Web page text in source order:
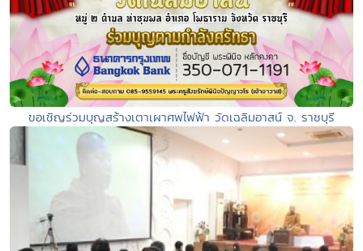
ขอเชิญร่วมบุญสร้างเตาเผาศพไฟฟ้า วัดเฉลิมอาสน์ จ. ราชบุรี